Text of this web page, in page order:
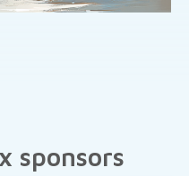
sponsors